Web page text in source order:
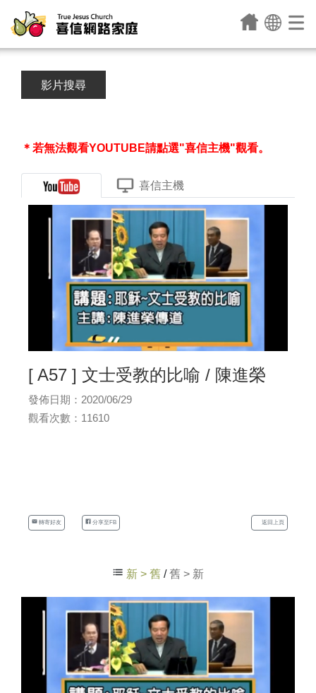
影片搜尋
＊若無法觀看YOUTUBE請點選"喜信主機"觀看。
喜信主機
[ A57 ] 文士受教的比喻 / 陳進榮
發佈日期：2020/06/29
觀看次數：11610
轉寄好友 分享至FB 返回上頁
新 > 舊 /舊 > 新